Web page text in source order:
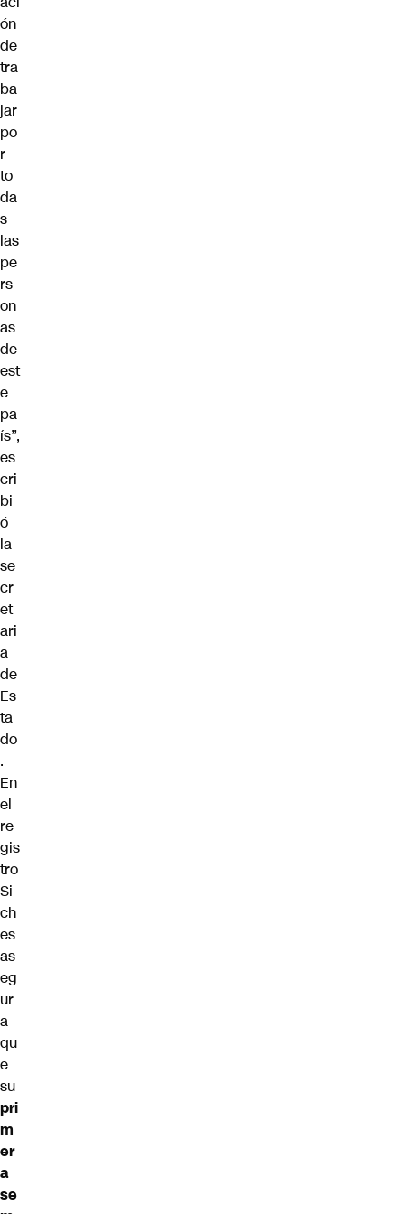
ón
de
tra
ba
jar
po
r
to
da
s
las
pe
rs
on
as
de
est
e
pa
ís”,
es
cri
bi
ó
la
se
cr
et
ari
a
de
Es
ta
do
.
En
el
re
gis
tro
Si
ch
es
as
eg
ur
a
qu
e
su
pri
m
er
a
se